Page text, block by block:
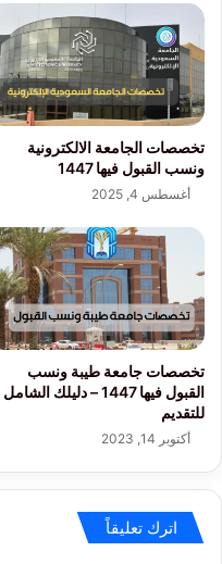
تخصصات الجامعة الالكترونية
ونسب القبول فيها 1447
أغسطس 4, 2025
تخصصات جامعة طيبة ونسب
القبول فيها 1447 – دليلك الشامل
للتقديم
أكتوبر 14, 2023
اترك تعليقاً